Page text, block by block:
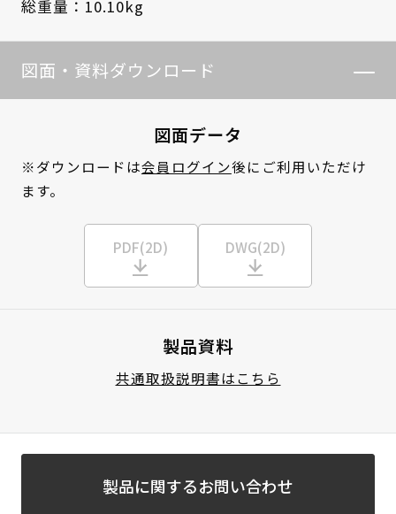
総重量：10.10kg
図面・資料ダウンロード
図面データ
※ダウンロードは会員ログイン後にご利用いただけ
ます。
PDF(2D) DWG(2D)
製品資料
共通取扱説明書はこちら
製品に関するお問い合わせ